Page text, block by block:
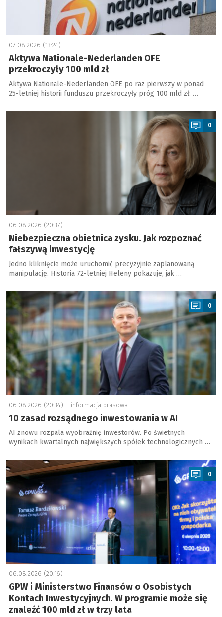
07.08.2026 (13:24)
Aktywa Nationale-Nederlanden OFE
przekroczyły 100 mld zł
Aktywa Nationale-Nederlanden OFE po raz pierwszy w ponad
25-letniej historii funduszu przekroczyły próg 100 mld zł. …
a
0
06.08.2026 (20:37)
Niebezpieczna obietnica zysku. Jak rozpoznać
fałszywą inwestycję
Jedno kliknięcie może uruchomić precyzyjnie zaplanowaną
manipulację. Historia 72-letniej Heleny pokazuje, jak …
a
0
06.08.2026 (20:34) – informacja prasowa
10 zasad rozsądnego inwestowania w AI
AI znowu rozpala wyobraźnię inwestorów. Po świetnych
wynikach kwartalnych największych spółek technologicznych …
a
0
06.08.2026 (20:16)
GPW i Ministerstwo Finansów o Osobistych
Kontach Inwestycyjnych. W programie może się
znaleźć 100 mld zł w trzy lata